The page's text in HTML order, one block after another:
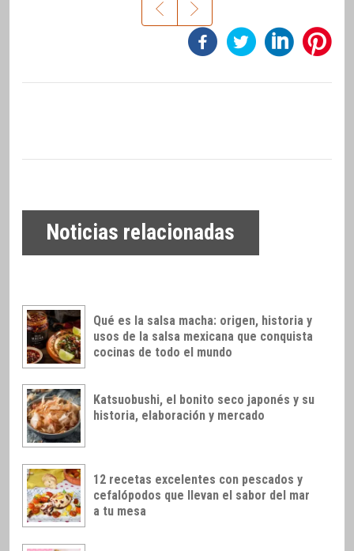
Noticias relacionadas
Qué es la salsa macha: origen, historia y
usos de la salsa mexicana que conquista
cocinas de todo el mundo
Katsuobushi, el bonito seco japonés y su
historia, elaboración y mercado
12 recetas excelentes con pescados y
cefalópodos que llevan el sabor del mar
a tu mesa